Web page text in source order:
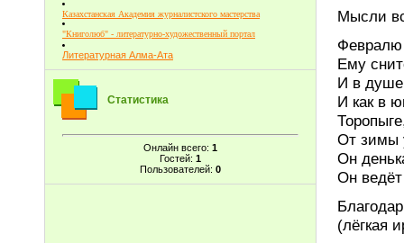
Казахстанская Академия журналистского мастерства
"Книголюб" - литературно-художественный портал
Литературная Алма-Ата
Статистика
Онлайн всего: 1
Гостей: 1
Пользователей: 0
Мысли
Ему
И в душе
И как в
От зимы
Он
Он
(лёгкая